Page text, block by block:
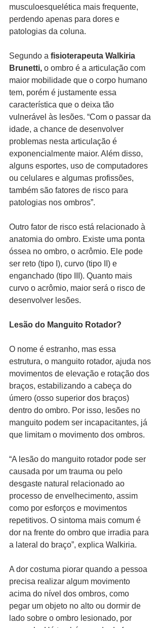
musculoesquelética mais frequente,
perdendo apenas para dores e
patologias da coluna.
Segundo a fisioterapeuta Walkiria
Brunetti, o ombro é a articulação com
maior mobilidade que o corpo humano
tem, porém é justamente essa
característica que o deixa tão
vulnerável às lesões. “Com o passar da
idade, a chance de desenvolver
problemas nesta articulação é
exponencialmente maior. Além disso,
alguns esportes, uso de computadores
ou celulares e algumas profissões,
também são fatores de risco para
patologias nos ombros”.
Outro fator de risco está relacionado à
anatomia do ombro. Existe uma ponta
óssea no ombro, o acrômio. Ele pode
ser reto (tipo I), curvo (tipo II) e
enganchado (tipo III). Quanto mais
curvo o acrômio, maior será o risco de
desenvolver lesões.
Lesão do Manguito Rotador?
O nome é estranho, mas essa
estrutura, o manguito rotador, ajuda nos
movimentos de elevação e rotação dos
braços, estabilizando a cabeça do
úmero (osso superior dos braços)
dentro do ombro. Por isso, lesões no
manguito podem ser incapacitantes, já
que limitam o movimento dos ombros.
“A lesão do manguito rotador pode ser
causada por um trauma ou pelo
desgaste natural relacionado ao
processo de envelhecimento, assim
como por esforços e movimentos
repetitivos. O sintoma mais comum é
dor na frente do ombro que irradia para
a lateral do braço”, explica Walkiria.
A dor costuma piorar quando a pessoa
precisa realizar algum movimento
acima do nível dos ombros, como
pegar um objeto no alto ou dormir de
lado sobre o ombro lesionado, por